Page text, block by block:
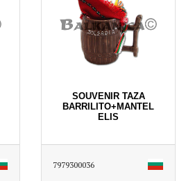
SOUVENIR TAZA
BARRILITO+MANTEL
ELIS
7979300036